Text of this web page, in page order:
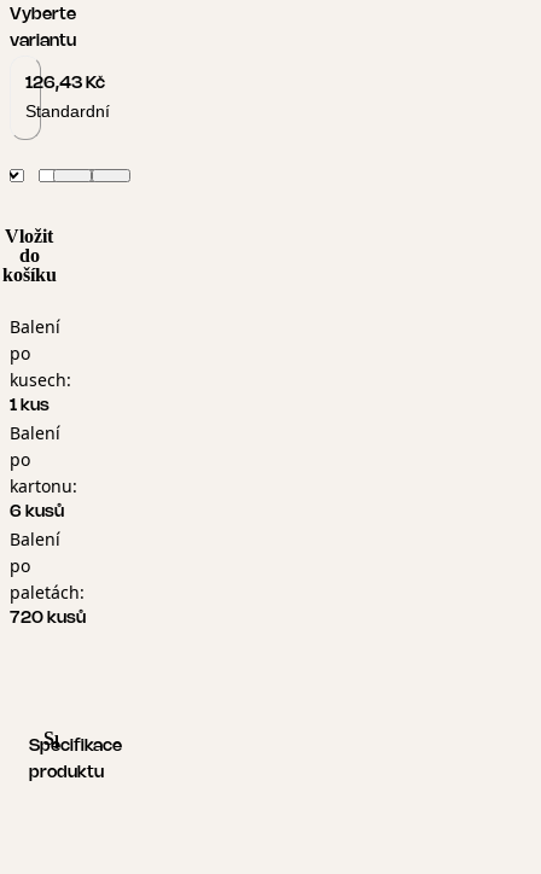
Vyberte
variantu
126,43 Kč
Standardní
Vložit
do
košíku
Balení
po
kusech:
1 kus
Balení
po
kartonu:
6 kusů
Balení
po
paletách:
720 kusů
Specifikace produktu
Specifikace
produktu